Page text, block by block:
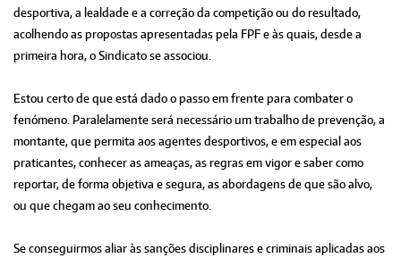
desportiva, a lealdade e a correção da competição ou do resultado,
acolhendo as propostas apresentadas pela FPF e às quais, desde a
primeira hora, o Sindicato se associou.
Estou certo de que está dado o passo em frente para combater o
fenómeno. Paralelamente será necessário um trabalho de prevenção, a
montante, que permita aos agentes desportivos, e em especial aos
praticantes, conhecer as ameaças, as regras em vigor e saber como
reportar, de forma objetiva e segura, as abordagens de que são alvo,
ou que chegam ao seu conhecimento.
Se conseguirmos aliar às sanções disciplinares e criminais aplicadas aos